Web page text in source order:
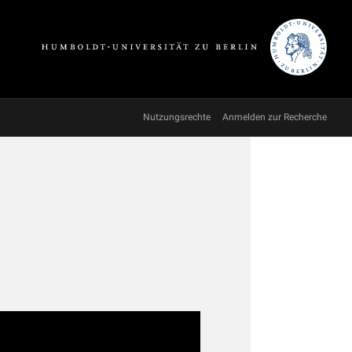
Nutzungsrechte Anmelden zur Recherche